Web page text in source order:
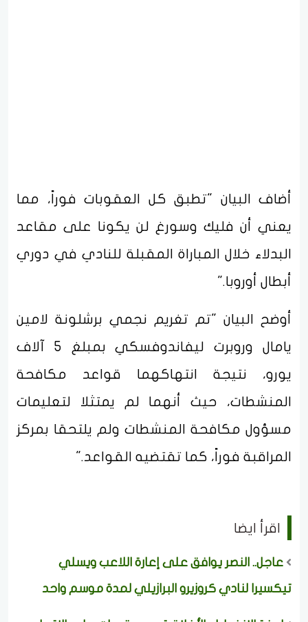
أضاف البيان "تطبق كل العقوبات فوراً، مما
يعني أن فليك وسورغ لن يكونا على مقاعد
البدلاء خلال المباراة المقبلة للنادي في دوري
أبطال أوروبا."
أوضح البيان "تم تغريم نجمي برشلونة لامين
يامال وروبرت ليفاندوفسكي بمبلغ 5 آلاف
يورو، نتيجة انتهاكهما قواعد مكافحة
المنشطات، حيث أنهما لم يمتثلا لتعليمات
مسؤول مكافحة المنشطات ولم يلتحقا بمركز
المراقبة فوراً، كما تقتضيه القواعد."
اقرأ ايضا
عاجل.. النصر يوافق على إعارة اللاعب ويسلي
تيكسيرا لنادي كروزيرو البرازيلي لمدة موسم واحد